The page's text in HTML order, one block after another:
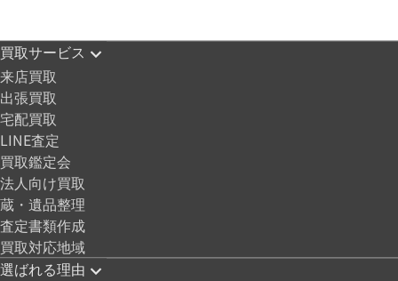
買取サービス
来店買取
出張買取
宅配買取
LINE査定
買取鑑定会
法人向け買取
蔵・遺品整理
査定書類作成
買取対応地域
選ばれる理由